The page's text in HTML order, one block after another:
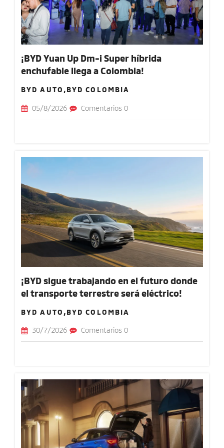
¡BYD Yuan Up Dm-i Super híbrida
enchufable llega a Colombia!
BYD AUTO,BYD COLOMBIA
05/8/2026 Comentarios 0
¡BYD sigue trabajando en el futuro donde
el transporte terrestre será eléctrico!
BYD AUTO,BYD COLOMBIA
30/7/2026 Comentarios 0